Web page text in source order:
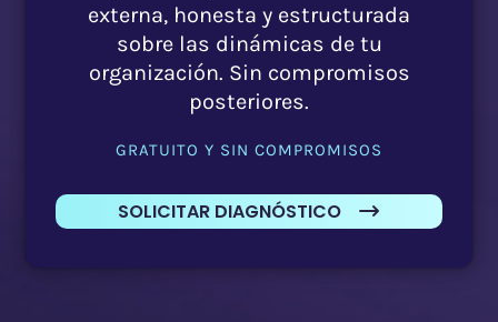
externa, honesta y estructurada
sobre las dinámicas de tu
organización. Sin compromisos
posteriores.
GRATUITO Y SIN COMPROMISOS
SOLICITAR DIAGNÓSTICO